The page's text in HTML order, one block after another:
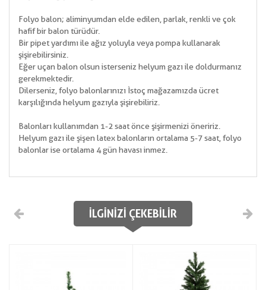
Folyo balon; aliminyumdan elde edilen, parlak, renkli ve çok
hafif bir balon türüdür.
Bir pipet yardımı ile ağız yoluyla veya pompa kullanarak
şişirebilirsiniz.
Eğer uçan balon olsun isterseniz helyum gazı ile doldurmanız
gerekmektedir.
Dilerseniz, folyo balonlarınızı İstoç mağazamızda ücret
karşılığında helyum gazıyla şişirebiliriz.
Balonları kullanımdan 1-2 saat önce şişirmenizi öneririz.
Helyum gazı ile şişen latex balonların ortalama 5-7 saat, folyo
balonlar ise ortalama 4 gün havası inmez.
İLGINIZI ÇEKEBILIR